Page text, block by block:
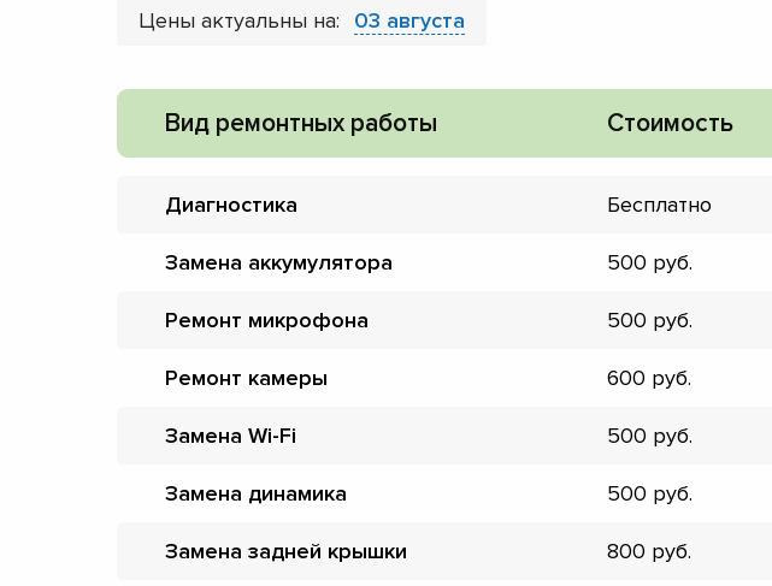
Цены актуальны на: 03 августа
Вид ремонтных работы Стоимость
Диагностика Бесплатно
Замена аккумулятора 500
Ремонт микрофона 500
Ремонт камеры 600
Замена Wi-Fi 500
Замена динамика 500
Замена задней крышки 800